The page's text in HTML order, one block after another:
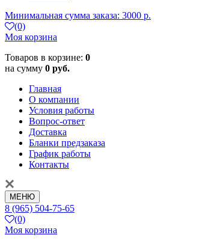
Минимальная сумма заказа: 3000 р.
(0)
Моя корзина
Товаров в корзине: 0
на сумму 0 руб.
Главная
О компании
Условия работы
Вопрос-ответ
Доставка
Бланки предзаказа
График работы
Контакты
МЕНЮ
8 (965) 504-75-65
(0)
Моя корзина